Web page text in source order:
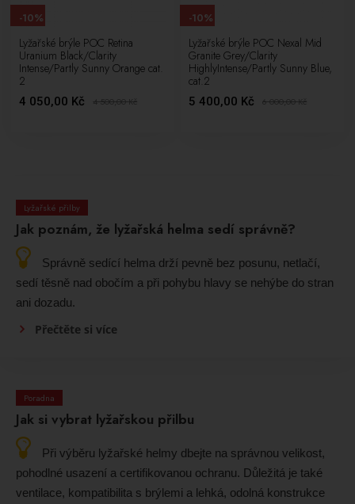
Lyžařské brýle POC Retina
Uranium Black/Clarity
Intense/Partly Sunny Orange cat.
2
4 050,00 Kč 4 500,00Kč
-10%
Lyžařské brýle POC Nexal Mid
Granite Grey/Clarity
HighlyIntense/Partly Sunny Blue,
cat.2
5 400,00 Kč 6 000,00Kč
-10%
Lyžařské přilby
Jak poznám, že lyžařská helma sedí správně?
Správně sedící helma drží pevně bez posunu, netlačí,
sedí těsně nad obočím a při pohybu hlavy se nehýbe do stran
ani dozadu.
Přečtěte si více
Poradna
Jak si vybrat lyžařskou přilbu
Při výběru lyžařské helmy dbejte na správnou velikost,
pohodlné usazení a certifikovanou ochranu. Důležitá je také
ventilace, kompatibilita s brýlemi a lehká, odolná konstrukce